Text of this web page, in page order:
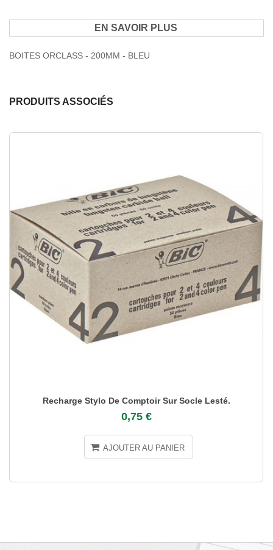
EN SAVOIR PLUS
BOITES ORCLASS - 200MM - BLEU
PRODUITS ASSOCIÉS
Recharge Stylo De Comptoir Sur Socle Lesté.
0,75 €
AJOUTER AU PANIER